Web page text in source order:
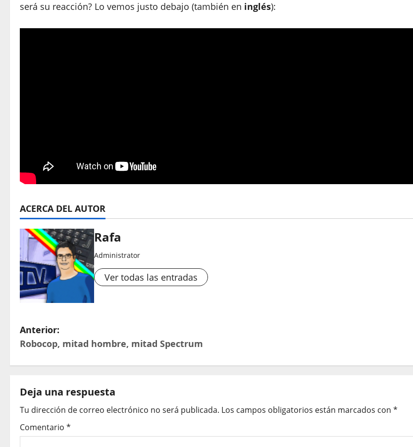
será su reacción? Lo vemos justo debajo (también en inglés):
ACERCA DEL AUTOR
Rafa
Administrator
Ver todas las entradas
N
a
e
g
a
Anterior:
Robocop, mitad hombre, mitad Spectrum
Deja una respuesta
Tu dirección de correo electrónico no será publicada. Los campos obligatorios están marcados con *
Comentario *